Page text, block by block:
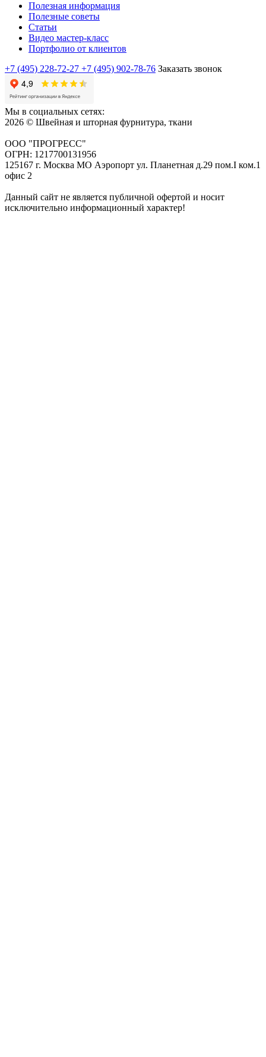
Полезная информация
Полезные советы
Статьи
Видео мастер-класс
Портфолио от клиентов
+7 (495) 228-72-27 +7 (495) 902-78-76 Заказать звонок
Мы в социальных сетях:
2026 © Швейная и шторная фурнитура, ткани
ООО "ПРОГРЕСС"
ОГРН: 1217700131956
125167 г. Москва МО Аэропорт ул. Планетная д.29 пом.I ком.1
офис 2
Данный сайт не является публичной офертой и носит
исключительно информационный характер!